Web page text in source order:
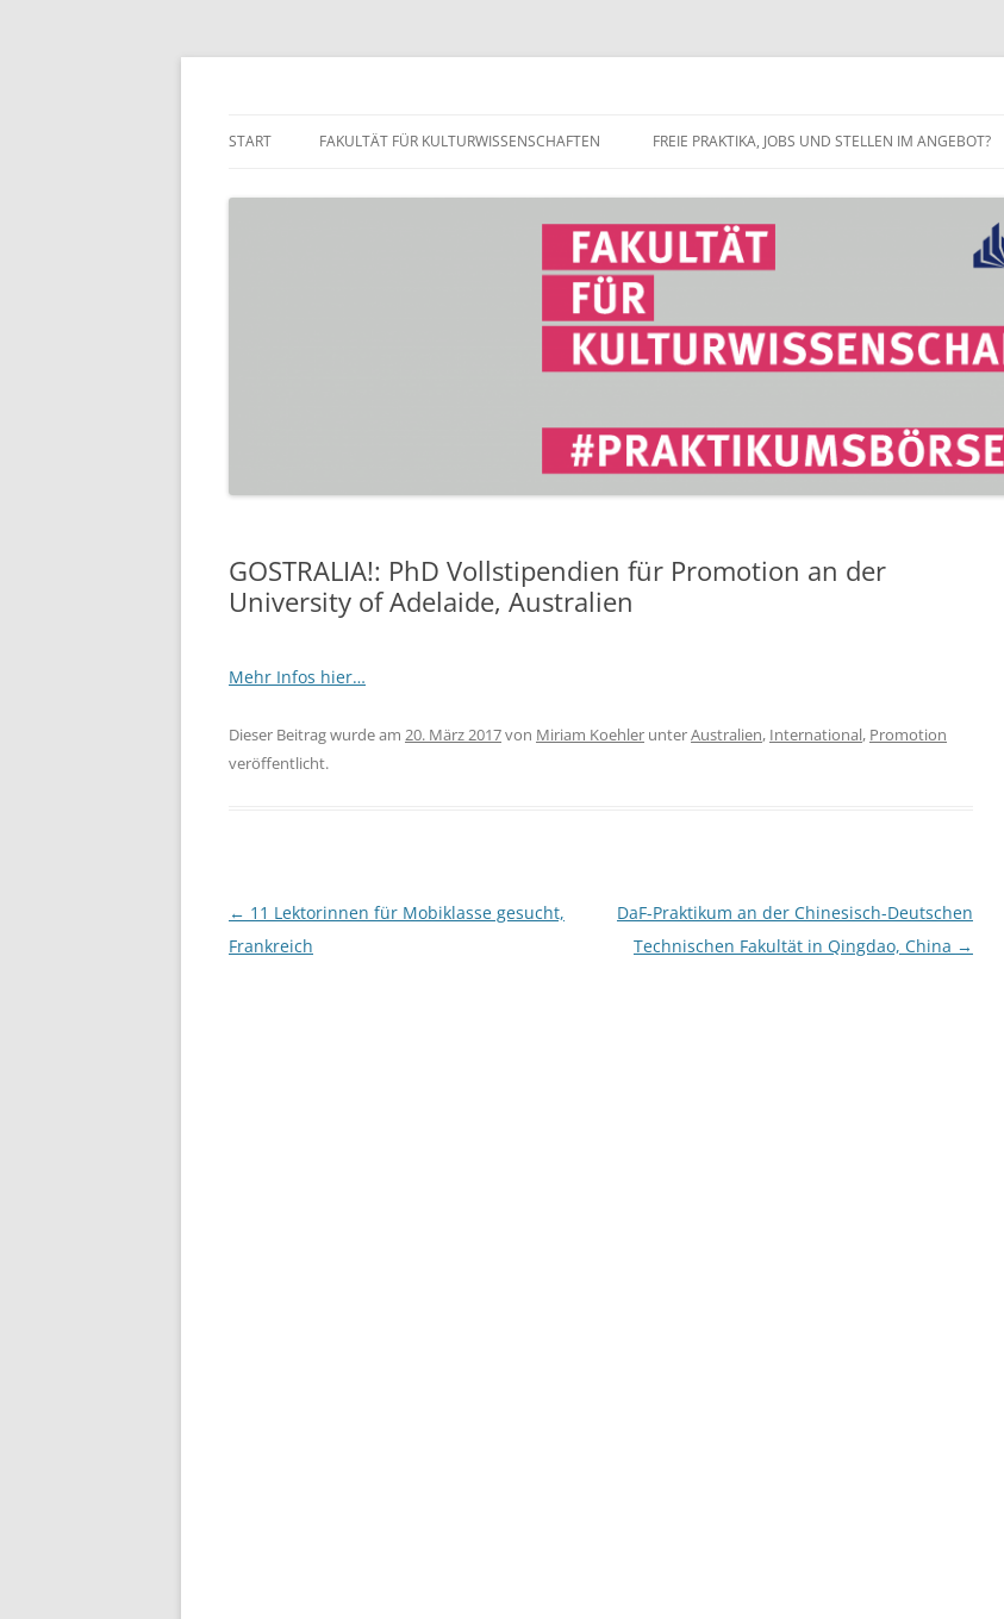
Zum
START FAKULTÄT FÜR KULTURWISSENSCHAFTEN FREIE PRAKTIKA, JOBS UND STELLEN IM ANGEBOT?
GOSTRALIA!: PhD Vollstipendien für Promotion an der
University of Adelaide, Australien
Mehr Infos hier…
Dieser Beitrag wurde am 20. März 2017von Miriam Koehler unterAustralien, International, Promotion
veröffentlicht.
Beitragsnavigation
← 11 Lektorinnen für Mobiklasse gesucht,
Frankreich
DaF-Praktikum an der Chinesisch-Deutschen
Technischen Fakultät in Qingdao, China →